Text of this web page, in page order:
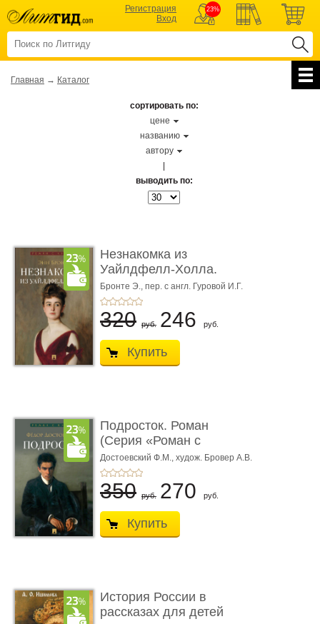
Регистрация
Вход
23%
Главная → Каталог
сортировать по:
цене
названию
автору
выводить по:
Незнакомка из
Уайлдфелл-Холла.
Роман (Серия «Р� ...
Бронте Э., пер. с англ. Гуровой И.Г.
320 руб. 246 руб.
Купить
Подросток. Роман
(Серия «Роман с
книгой»)
Достоевский Ф.М., худож. Бровер А.В.
350 руб. 270 руб.
Купить
История России в
рассказах для детей